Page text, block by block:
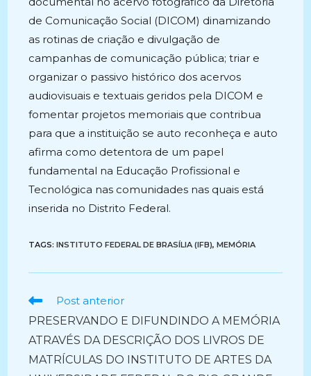
de Comunicação Social (DICOM) dinamizando
as rotinas de criação e divulgação de
campanhas de comunicação pública; triar e
organizar o passivo histórico dos acervos
audiovisuais e textuais geridos pela DICOM e
fomentar projetos memoriais que contribua
para que a instituição se auto reconheça e auto
afirma como detentora de um papel
fundamental na Educação Profissional e
Tecnológica nas comunidades nas quais está
inserida no Distrito Federal.
TAGS:INSTITUTO FEDERAL DE BRASÍLIA (IFB), MEMÓRIA
Ler
artigos
Post anterior
PRESERVANDO E DIFUNDINDO A MEMÓRIA
ATRAVÉS DA DESCRIÇÃO DOS LIVROS DE
MATRÍCULAS DO INSTITUTO DE ARTES DA